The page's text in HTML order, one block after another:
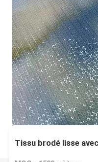
Tissu brodé lisse